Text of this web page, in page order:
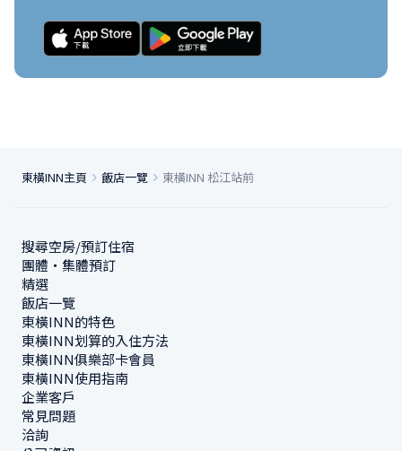
東橫INN主頁 飯店一覽 東橫INN 松江站前
搜尋空房/預訂住宿
團體・集體預訂
精選
飯店一覽
東橫INN的特色
東橫INN划算的入住方法
東橫INN俱樂部卡會員
東橫INN使用指南
企業客戶
常見問題
洽詢